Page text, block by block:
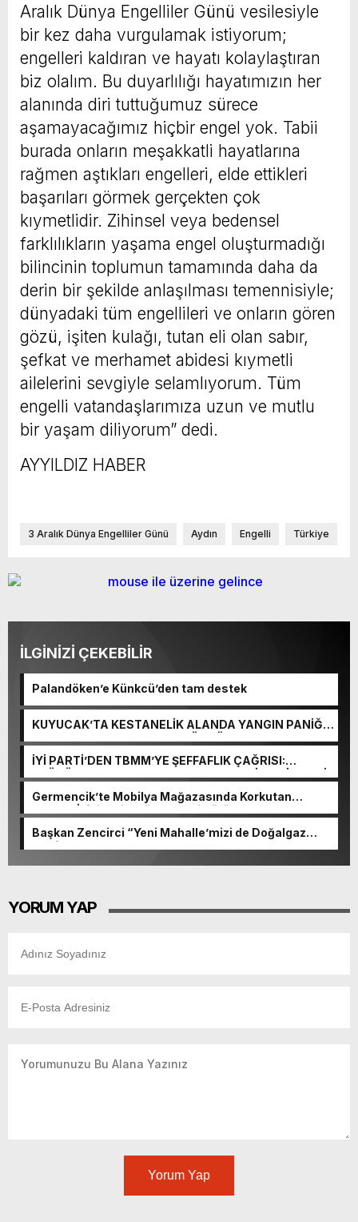
Aralık Dünya Engelliler Günü vesilesiyle
bir kez daha vurgulamak istiyorum;
engelleri kaldıran ve hayatı kolaylaştıran
biz olalım. Bu duyarlılığı hayatımızın her
alanında diri tuttuğumuz sürece
aşamayacağımız hiçbir engel yok. Tabii
burada onların meşakkatli hayatlarına
rağmen aştıkları engelleri, elde ettikleri
başarıları görmek gerçekten çok
kıymetlidir. Zihinsel veya bedensel
farklılıkların yaşama engel oluşturmadığı
bilincinin toplumun tamamında daha da
derin bir şekilde anlaşılması temennisiyle;
dünyadaki tüm engellileri ve onların gören
gözü, işiten kulağı, tutan eli olan sabır,
şefkat ve merhamet abidesi kıymetli
ailelerini sevgiyle selamlıyorum. Tüm
engelli vatandaşlarımıza uzun ve mutlu
bir yaşam diliyorum” dedi.
AYYILDIZ HABER
3 Aralık Dünya Engelliler Günü Aydın Engelli Türkiye
İLGİNİZİ ÇEKEBİLİR
Palandöken’e Künkcü’den tam destek
KUYUCAK’TA KESTANELİK ALANDA YANGIN PANİĞİ:
İYİ PARTİ’DEN TBMM’YE ŞEFFAFLIK ÇAĞRISI:
“GÖRÜŞMELER CANLI YAYINLANSIN, MİLLETİN SESİ
Germencik’te Mobilya Mağazasında Korkutan
Yangın! İtfaiyenin Müdahalesi Sürüyor
Başkan Zencirci “Yeni Mahalle’mizi de Doğalgaz
Konforuyla Buluşturuyoruz”
YORUM YAP
Yorum Yap